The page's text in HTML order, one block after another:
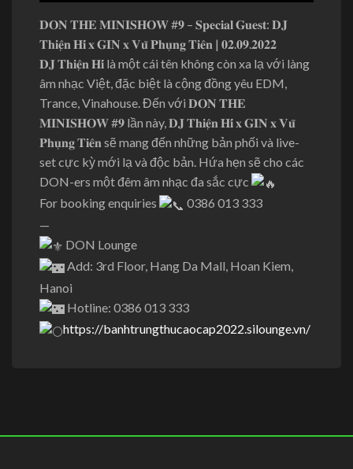
𝐃𝐎𝐍 𝐓𝐇𝐄 𝐌𝐈𝐍𝐈𝐒𝐇𝐎𝐖 #𝟗 – 𝐒𝐩𝐞𝐜𝐢𝐚𝐥 𝐆𝐮𝐞𝐬𝐭: 𝐃𝐉
𝐓𝐡𝐢𝐞̣̂𝐧 𝐇𝐢́ 𝐱 𝐆𝐈𝐍 𝐱 𝐕𝐮̃ 𝐏𝐡𝐮̣𝐧𝐠 𝐓𝐢𝐞̂𝐧 | 𝟎𝟐.𝟎𝟗.𝟐𝟎𝟐𝟐
𝐃𝐉 𝐓𝐡𝐢𝐞̣̂𝐧 𝐇𝐢́ là một cái tên không còn xa lạ với làng
âm nhạc Việt, đặc biệt là cộng đồng yêu EDM,
Trance, Vinahouse. Đến với 𝐃𝐎𝐍 𝐓𝐇𝐄
𝐌𝐈𝐍𝐈𝐒𝐇𝐎𝐖 #𝟗 lần này, 𝐃𝐉 𝐓𝐡𝐢𝐞̣̂𝐧 𝐇𝐢́ 𝐱 𝐆𝐈𝐍 𝐱 𝐕𝐮̃
𝐏𝐡𝐮̣𝐧𝐠 𝐓𝐢𝐞̂𝐧 sẽ mang đến những bản phối và live-
set cực kỳ mới lạ và độc bản. Hứa hẹn sẽ cho các
DON-ers một đêm âm nhạc đa sắc cực
For booking enquiries
0386 013 333
—
DON Lounge
Add: 3rd Floor, Hang Da Mall, Hoan Kiem,
Hanoi
Hotline: 0386 013 333
https://banhtrungthucaocap2022.silounge.vn/